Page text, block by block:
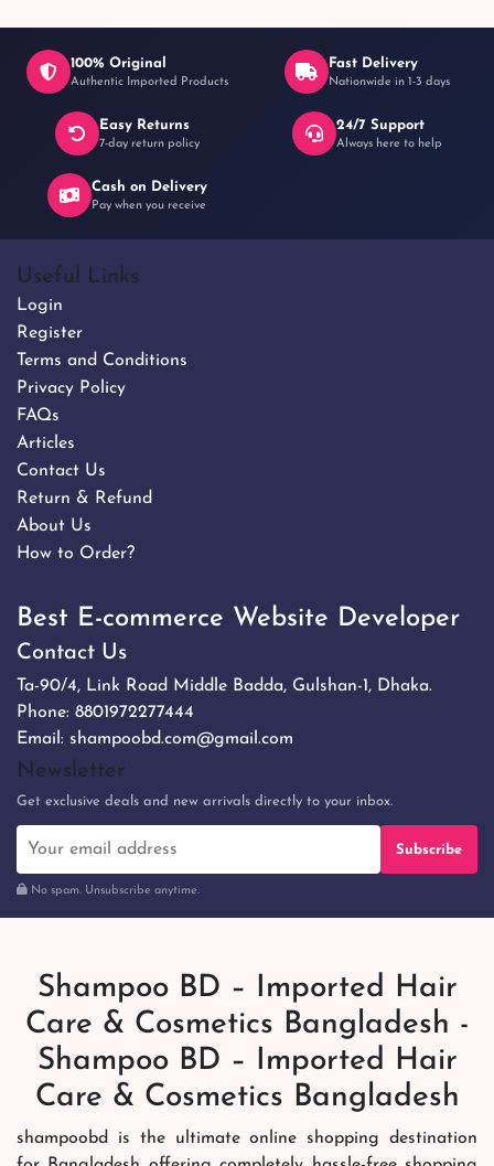
100% Original
Authentic Imported Products
Fast Delivery
Nationwide in 1-3 days
Easy Returns
7-day return policy
24/7 Support
Always here to help
Cash on Delivery
Pay when you receive
Useful Links
Login
Register
Terms and Conditions
Privacy Policy
FAQs
Articles
Contact Us
Return & Refund
About Us
How to Order?
Best E-commerce Website Developer
Contact Us
Ta-90/4, Link Road Middle Badda, Gulshan-1, Dhaka.
Phone: 8801972277444
Email: shampoobd.com@gmail.com
Newsletter
Get exclusive deals and new arrivals directly to your inbox.
Subscribe
No spam. Unsubscribe anytime.
Shampoo BD – Imported Hair
Care & Cosmetics Bangladesh -
Shampoo BD – Imported Hair
Care & Cosmetics Bangladesh
shampoobd is the ultimate online shopping destination